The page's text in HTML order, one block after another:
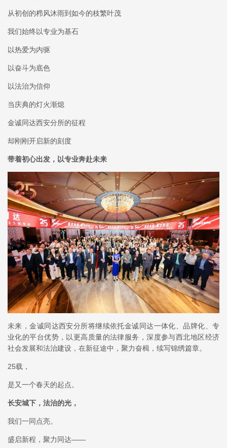
从初创的栉风沐雨到如今的枝繁叶茂
我们始终以专业为基石
以热爱为内驱
以奋斗为底色
以法治为信仰
当庆典的灯火渐熄
金诚同达西安分所的征程
却刚刚开启新的刻度
带着初心出发，以专业奔赴未来
未来，金诚同达西安分所将继续依托金诚同达一体化、品牌化、专
业化的平台优势，以更高质量的法律服务，深度参与西北地区经济
社会发展和法治建设，在新征途中，聚力奋楫，续写锦绣篇章。
25载，
是又一个春天的起点。
长安城下，法治的光，
我们一同点亮。
盛启新程，聚力同达——